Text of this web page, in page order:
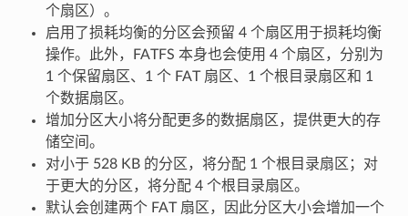
个扇区）。
启用了损耗均衡的分区会预留 4 个扇区用于损耗均衡
操作。此外，FATFS 本身也会使用 4 个扇区，分别为
1 个保留扇区、1 个 FAT 扇区、1 个根目录扇区和 1
个数据扇区。
增加分区大小将分配更多的数据扇区，提供更大的存
储空间。
对小于 528 KB 的分区，将分配 1 个根目录扇区；对
于更大的分区，将分配 4 个根目录扇区。
默认会创建两个 FAT 扇区，因此分区大小会增加一个